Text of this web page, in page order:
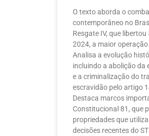
O texto aborda o
contemporâneo no
Resgate IV, que
2024, a maior
Analisa a evolução
incluindo a abolição da
e a criminalização do
escravidão pelo artigo
Destaca marcos
Constitucional 81, que
propriedades que
decisões recentes do